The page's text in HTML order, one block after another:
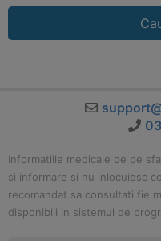
Informatiile medicale de pe
si informare si nu inlocuiesc
recomandat sa consultati fie
disponibili in sistemul de